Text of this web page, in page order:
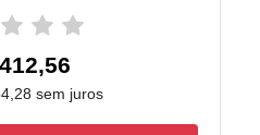
sem juros